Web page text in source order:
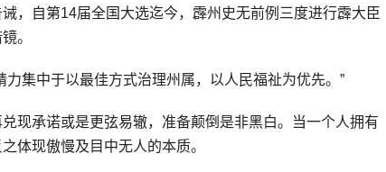
，自第14届全国大选迄今，霹州史无前例三度进行霹大臣
。
集中于以最佳方式治理州属，以人民福祉为优先。”
现承诺或是更弦易辙，准备颠倒是非黑白。当一个人拥有
体现傲慢及目中无人的本质。